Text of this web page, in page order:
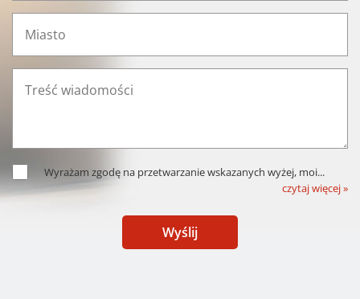
Wyrażam zgodę na przetwarzanie wskazanych wyżej, moi...
czytaj więcej »
Wyślij